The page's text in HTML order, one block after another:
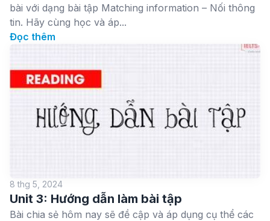
bài với dạng bài tập Matching information – Nối thông
tin. Hãy cùng học và áp...
Đọc thêm
8 thg 5, 2024
Unit 3: Hướng dẫn làm bài tập
Bài chia sẻ hôm nay sẽ đề cập và áp dụng cụ thể các